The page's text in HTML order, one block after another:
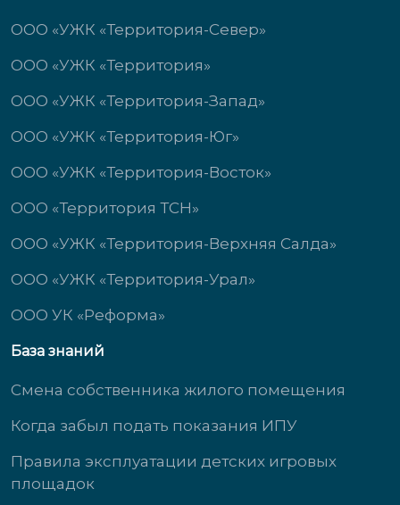
ООО «УЖК «Территория-Север»
ООО «УЖК «Территория»
ООО «УЖК «Территория-Запад»
ООО «УЖК «Территория-Юг»
ООО «УЖК «Территория-Восток»
ООО «Территория ТСН»
ООО «УЖК «Территория-Верхняя Салда»
ООО «УЖК «Территория-Урал»
ООО УК «Реформа»
База знаний
Смена собственника жилого помещения
Когда забыл подать показания ИПУ
Правила эксплуатации детских игровых
площадок